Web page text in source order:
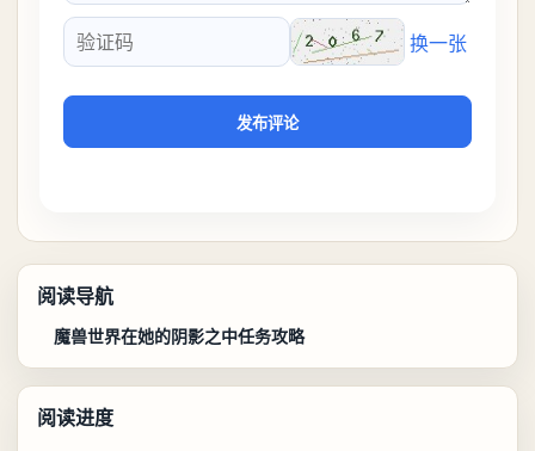
验证码
换一张
发布评论
阅读导航
魔兽世界在她的阴影之中任务攻略
阅读进度